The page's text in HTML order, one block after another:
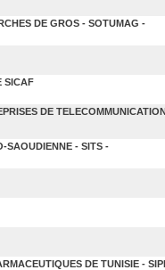
DE GROS - SOTUMAG -
SICAF
DE
SAOUDIENNE - SITS -
DE TUNISIE -